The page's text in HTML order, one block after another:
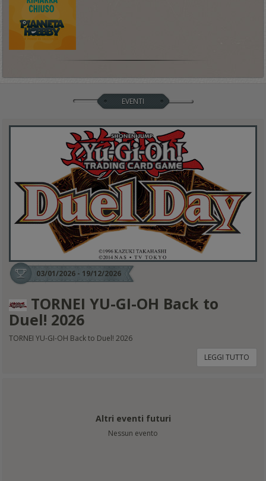
EVENTI
03/01/2026 - 19/12/2026
TORNEI YU-GI-OH Back to
Duel! 2026
TORNEI YU-GI-OH Back to Duel! 2026
LEGGI TUTTO
Altri eventi futuri
Nessun evento